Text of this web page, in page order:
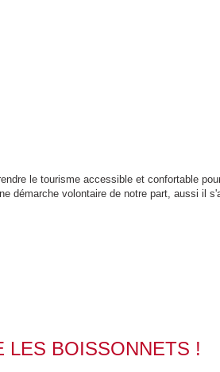
le tourisme accessible et confortable
démarche volontaire de notre part, aussi il
LES BOISSONNETS !